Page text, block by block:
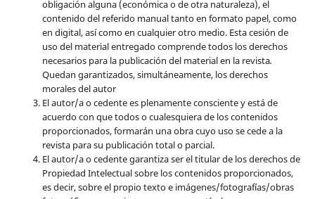
obligación alguna (económica o de otra naturaleza), el
contenido del referido manual tanto en formato papel, como
en digital, así como en cualquier otro medio. Esta cesión de
uso del material entregado comprende todos los derechos
necesarios para la publicación del material en la revista.
Quedan garantizados, simultáneamente, los derechos
morales del autor
El autor/a o cedente es plenamente consciente y está de
acuerdo con que todos o cualesquiera de los contenidos
proporcionados, formarán una obra cuyo uso se cede a la
revista para su publicación total o parcial.
El autor/a o cedente garantiza ser el titular de los derechos de
Propiedad Intelectual sobre los contenidos proporcionados,
es decir, sobre el propio texto e imágenes/fotografías/obras